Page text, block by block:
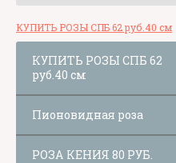
КУПИТЬ РОЗЫ СПБ 62 руб.40 см
КУПИТЬ РОЗЫ СПБ 62
руб.40 см
Пионовидная роза
РОЗА КЕНИЯ 80 РУБ.